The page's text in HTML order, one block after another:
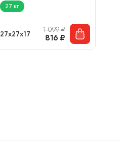
27 кг
27х27х17
1 099₽
816 ₽